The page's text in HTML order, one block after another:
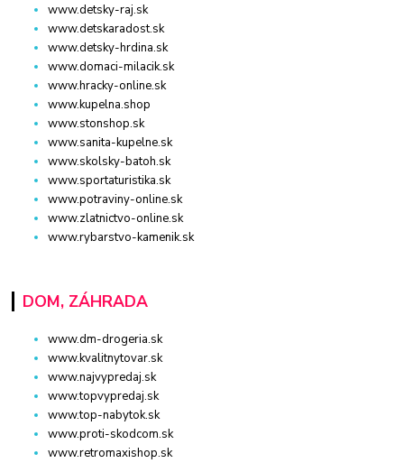
www.detsky-raj.sk
www.detskaradost.sk
www.detsky-hrdina.sk
www.domaci-milacik.sk
www.hracky-online.sk
www.kupelna.shop
www.stonshop.sk
www.sanita-kupelne.sk
www.skolsky-batoh.sk
www.sportaturistika.sk
www.potraviny-online.sk
www.zlatnictvo-online.sk
www.rybarstvo-kamenik.sk
DOM, ZÁHRADA
www.dm-drogeria.sk
www.kvalitnytovar.sk
www.najvypredaj.sk
www.topvypredaj.sk
www.top-nabytok.sk
www.proti-skodcom.sk
www.retromaxishop.sk